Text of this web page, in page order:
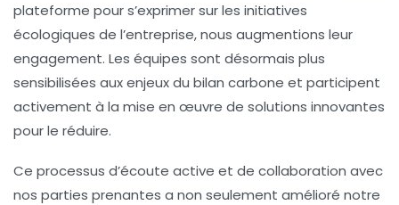
plateforme pour s’exprimer sur les initiatives
écologiques de l’entreprise, nous augmentions leur
engagement. Les équipes sont désormais plus
sensibilisées aux enjeux du bilan carbone et participent
activement à la mise en œuvre de solutions innovantes
pour le réduire.
Ce processus d’écoute active et de collaboration avec
nos parties prenantes a non seulement amélioré notre